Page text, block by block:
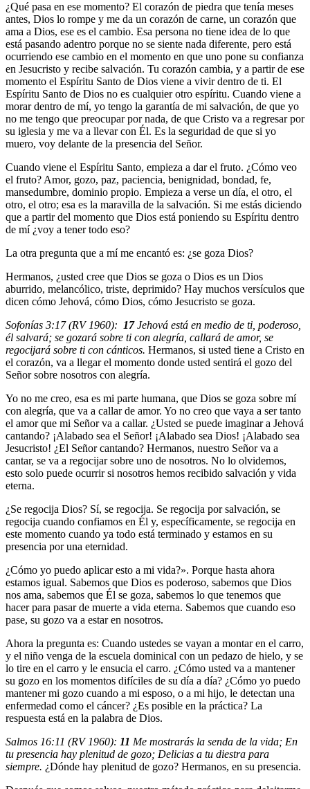
¿Qué pasa en ese momento? El corazón de piedra que tenía meses
antes, Dios lo rompe y me da un corazón de carne, un corazón que
ama a Dios, ese es el cambio. Esa persona no tiene idea de lo que
está pasando adentro porque no se siente nada diferente, pero está
ocurriendo ese cambio en el momento en que uno pone su confianza
en Jesucristo y recibe salvación. Tu corazón cambia, y a partir de ese
momento el Espíritu Santo de Dios viene a vivir dentro de ti. El
Espíritu Santo de Dios no es cualquier otro espíritu. Cuando viene a
morar dentro de mí, yo tengo la garantía de mi salvación, de que yo
no me tengo que preocupar por nada, de que Cristo va a regresar por
su iglesia y me va a llevar con Él. Es la seguridad de que si yo
muero, voy delante de la presencia del Señor.
Cuando viene el Espíritu Santo, empieza a dar el fruto. ¿Cómo veo
el fruto? Amor, gozo, paz, paciencia, benignidad, bondad, fe,
mansedumbre, dominio propio. Empieza a verse un día, el otro, el
otro, el otro; esa es la maravilla de la salvación. Si me estás diciendo
que a partir del momento que Dios está poniendo su Espíritu dentro
de mí ¿voy a tener todo eso?
La otra pregunta que a mí me encantó es: ¿se goza Dios?
Hermanos, ¿usted cree que Dios se goza o Dios es un Dios
aburrido, melancólico, triste, deprimido? Hay muchos versículos que
dicen cómo Jehová, cómo Dios, cómo Jesucristo se goza.
Sofonías 3:17 (RV 1960):
17Jehová está en medio de ti, poderoso,
él salvará; se gozará sobre ti con alegría, callará de amor, se
regocijará sobre ti con cánticos. Hermanos, si usted tiene a Cristo en
el corazón, va a llegar el momento donde usted sentirá el gozo del
Señor sobre nosotros con alegría.
Yo no me creo, esa es mi parte humana, que Dios se goza sobre mí
con alegría, que va a callar de amor. Yo no creo que vaya a ser tanto
el amor que mi Señor va a callar. ¿Usted se puede imaginar a Jehová
cantando? ¡Alabado sea el Señor! ¡Alabado sea Dios! ¡Alabado sea
Jesucristo! ¿El Señor cantando? Hermanos, nuestro Señor va a
cantar, se va a regocijar sobre uno de nosotros. No lo olvidemos,
esto solo puede ocurrir si nosotros hemos recibido salvación y vida
eterna.
¿Se regocija Dios? Sí, se regocija. Se regocija por salvación, se
regocija cuando confiamos en Él y, específicamente, se regocija en
este momento cuando ya todo está terminado y estamos en su
presencia por una eternidad.
¿Cómo yo puedo aplicar esto a mi vida?». Porque hasta ahora
estamos igual. Sabemos que Dios es poderoso, sabemos que Dios
nos ama, sabemos que Él se goza, sabemos lo que tenemos que
hacer para pasar de muerte a vida eterna. Sabemos que cuando eso
pase, su gozo va a estar en nosotros.
Ahora la pregunta es: Cuando ustedes se vayan a montar en el carro,
y el niño venga de la escuela dominical con un pedazo de hielo, y se
lo tire en el carro y le ensucia el carro. ¿Cómo usted va a mantener
su gozo en los momentos difíciles de su día a día? ¿Cómo yo puedo
mantener mi gozo cuando a mi esposo, o a mi hijo, le detectan una
enfermedad como el cáncer? ¿Es posible en la práctica? La
respuesta está en la palabra de Dios.
Salmos 16:11 (RV 1960): 11 Me mostrarás la senda de la vida; En
tu presencia hay plenitud de gozo; Delicias a tu diestra para
siempre. ¿Dónde hay plenitud de gozo? Hermanos, en su presencia.